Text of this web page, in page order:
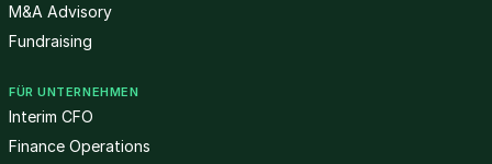
M&A Advisory
Fundraising
FÜR UNTERNEHMEN
Interim CFO
Finance Operations